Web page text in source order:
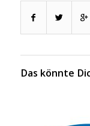
Das könnte